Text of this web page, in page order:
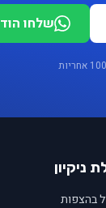
שלחו
ניקיון
בהצפות